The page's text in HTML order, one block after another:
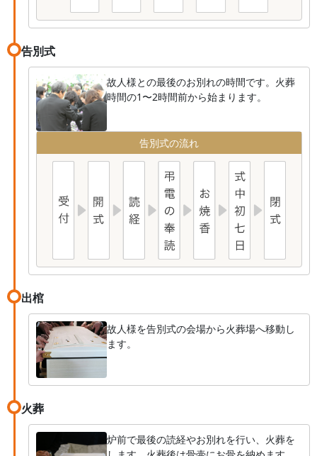
告別式
故人様との最後のお別れの時間です。火葬
時間の1〜2時間前から始まります。
告別式の流れ
出棺
故人様を告別式の会場から火葬場へ移動し
ます。
火葬
炉前で最後の読経やお別れを行い、火葬を